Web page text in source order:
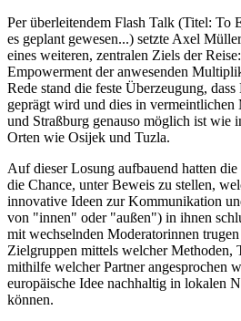
Per überleitendem Flash Talk (Titel: To
es geplant gewesen...) setzte Axel
eines weiteren, zentralen Ziels der
Empowerment der anwesenden
Rede stand die feste Überzeugung,
geprägt wird und dies in vermeintlichen
und Straßburg genauso möglich ist wie
Orten wie Osijek und Tuzla.
Auf dieser Losung aufbauend hatten
die Chance, unter Beweis zu stellen,
innovative Ideen zur Kommunikation
von "innen" oder "außen") in ihnen
mit wechselnden Moderatorinnen
Zielgruppen mittels welcher Methoden,
mithilfe welcher Partner angesprochen
europäische Idee nachhaltig in lokalen
können.